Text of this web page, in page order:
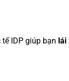
IDP giúp bạn lái